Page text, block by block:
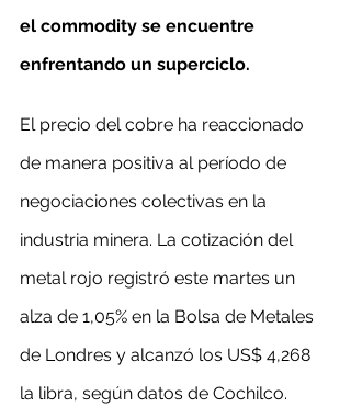
el commodity se encuentre
enfrentando un superciclo.
El precio del cobre ha reaccionado
de manera positiva al período de
negociaciones colectivas en la
industria minera. La cotización del
metal rojo registró este martes un
alza de 1,05% en la Bolsa de Metales
de Londres y alcanzó los US$ 4,268
la libra, según datos de Cochilco.